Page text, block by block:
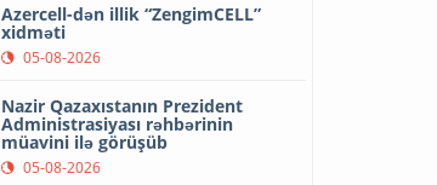
Azercell-dən illik “ZengimCELL”
xidməti
05-08-2026
Nazir Qazaxıstanın Prezident
Administrasiyası rəhbərinin
müavini ilə görüşüb
05-08-2026